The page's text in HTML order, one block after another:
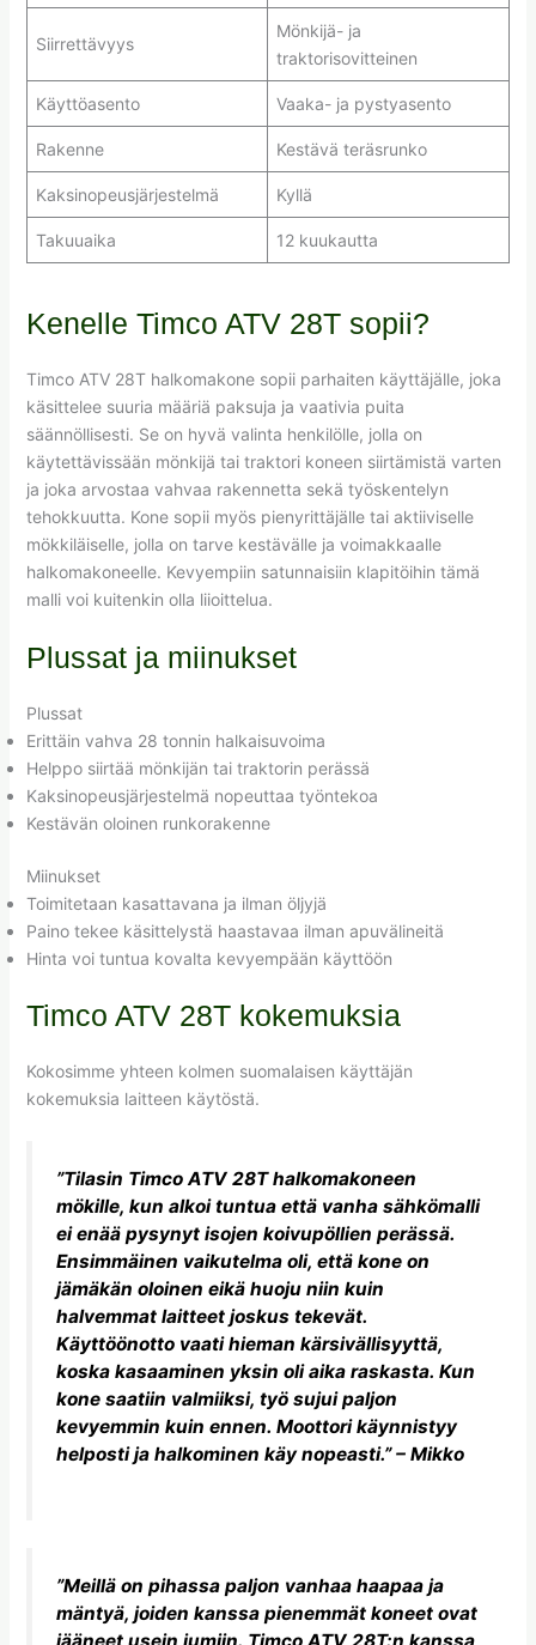
Siirrettävyys
Mönkijä- ja
traktorisovitteinen
Käyttöasento Vaaka- ja pystyasento
Rakenne Kestävä teräsrunko
Kaksinopeusjärjestelmä Kyllä
Takuuaika 12 kuukautta
Kenelle Timco ATV 28T sopii?
Timco ATV 28T halkomakone sopii parhaiten käyttäjälle, joka
käsittelee suuria määriä paksuja ja vaativia puita
säännöllisesti. Se on hyvä valinta henkilölle, jolla on
käytettävissään mönkijä tai traktori koneen siirtämistä varten
ja joka arvostaa vahvaa rakennetta sekä työskentelyn
tehokkuutta. Kone sopii myös pienyrittäjälle tai aktiiviselle
mökkiläiselle, jolla on tarve kestävälle ja voimakkaalle
halkomakoneelle. Kevyempiin satunnaisiin klapitöihin tämä
malli voi kuitenkin olla liioittelua.
Plussat ja miinukset
Plussat
Erittäin vahva 28 tonnin halkaisuvoima
Helppo siirtää mönkijän tai traktorin perässä
Kaksinopeusjärjestelmä nopeuttaa työntekoa
Kestävän oloinen runkorakenne
Miinukset
Toimitetaan kasattavana ja ilman öljyjä
Paino tekee käsittelystä haastavaa ilman apuvälineitä
Hinta voi tuntua kovalta kevyempään käyttöön
Timco ATV 28T kokemuksia
Kokosimme yhteen kolmen suomalaisen käyttäjän
kokemuksia laitteen käytöstä.
”Tilasin Timco ATV 28T halkomakoneen
mökille, kun alkoi tuntua että vanha sähkömalli
ei enää pysynyt isojen koivupöllien perässä.
Ensimmäinen vaikutelma oli, että kone on
jämäkän oloinen eikä huoju niin kuin
halvemmat laitteet joskus tekevät.
Käyttöönotto vaati hieman kärsivällisyyttä,
koska kasaaminen yksin oli aika raskasta. Kun
kone saatiin valmiiksi, työ sujui paljon
kevyemmin kuin ennen. Moottori käynnistyy
helposti ja halkominen käy nopeasti.” – Mikko
”Meillä on pihassa paljon vanhaa haapaa ja
mäntyä, joiden kanssa pienemmät koneet ovat